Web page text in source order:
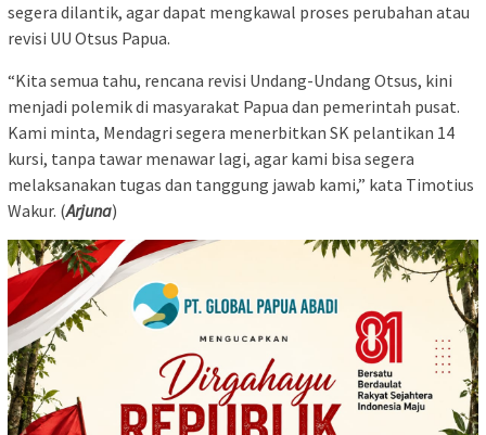
segera dilantik, agar dapat mengkawal proses perubahan atau
revisi UU Otsus Papua.
“Kita semua tahu, rencana revisi Undang-Undang Otsus, kini
menjadi polemik di masyarakat Papua dan pemerintah pusat.
Kami minta, Mendagri segera menerbitkan SK pelantikan 14
kursi, tanpa tawar menawar lagi, agar kami bisa segera
melaksanakan tugas dan tanggung jawab kami,” kata Timotius
Wakur. (Arjuna)